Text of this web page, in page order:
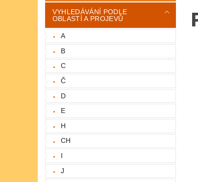
VYHLEDÁVÁNÍ PODLE
OBLASTÍ A PROJEVŮ
A
B
C
Č
D
E
H
CH
I
J